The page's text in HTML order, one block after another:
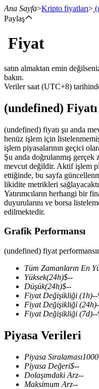
Vadeli İşlemler
USDT Vadeli İşlemleri
Teminat olarak USDT
COIN-M Vadeli
Kripto Para Vadeli
Ana Sayfa>Kripto fiyatları>
Paylaş
Fiyat
satın almaktan emin
bakın.
Veriler saat (UTC+8)
(undefined)
(undefined) fiyatı şu anda
henüz işlem için
işlem piyasalarının geçici
Şu anda doğrulanmış
mevcut değildir. Aktif işlem
ettiğinde, bu sayfa
likidite metrikleri
Yatırımcıların herhangi bir
duyurularını ve borsa
edilmektedir.
Grafik Performansı
(undefined) fiyat
Tüm Zamanların En
Yüksek(24h)$--
Düşük(24h)$--
Fiyat Değişikliği (1h)--
Fiyat Değişikliği (24h)
Fiyat Değişikliği (7d)--
Piyasa Verileri
Piyasa Sıralaması
Piyasa Değeri$--
Dolaşımdaki Arz--
Maksimum Arz--